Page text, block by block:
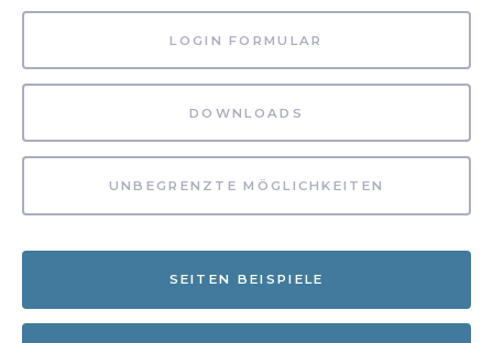
LOGIN FORMULAR
DOWNLOADS
UNBEGRENZTE MÖGLICHKEITEN
SEITEN BEISPIELE